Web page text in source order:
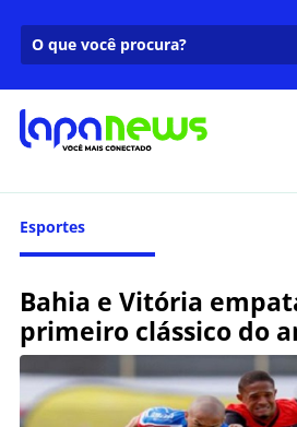
Esportes
Bahia e Vitória
primeiro clássico do